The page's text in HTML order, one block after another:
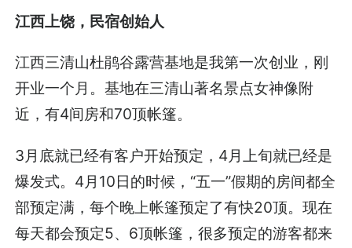
江西上饶，民宿创始人
江西三清山杜鹃谷露营基地是我第一次创业，刚
开业一个月。基地在三清山著名景点女神像附
近，有4间房和70顶帐篷。
3月底就已经有客户开始预定，4月上旬就已经是
爆发式。4月10日的时候，“五一”假期的房间都全
部预定满，每个晚上帐篷预定了有快20顶。现在
每天都会预定5、6顶帐篷，很多预定的游客都来